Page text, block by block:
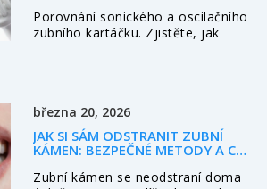
Porovnání sonického a oscilačního
zubního kartáčku. Zjistěte, jak
března 20, 2026
JAK SI SÁM ODSTRANIT ZUBNÍ
KÁMEN: BEZPEČNÉ METODY A CO
Zubní kámen se neodstraní doma